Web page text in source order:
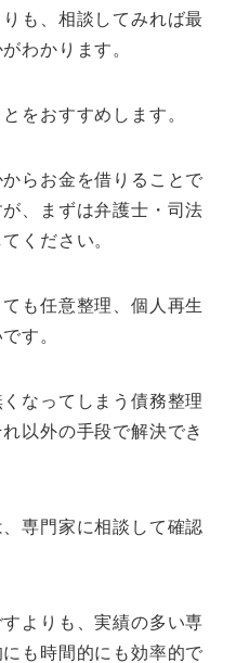
も、相談してみれば最
わかります。
をおすすめします。
らお金を借りることで
、まずは弁護士・司法
ください。
も任意整理、個人再生
す。
なってしまう債務整理
以外の手段で解決でき
専門家に相談して確認
よりも、実績の多い専
も時間的にも効率的で